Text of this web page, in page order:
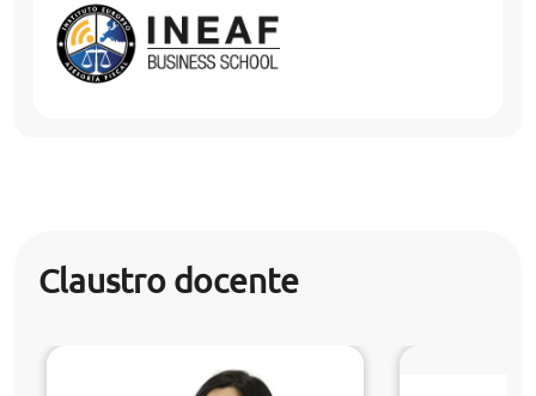
Claustro docente